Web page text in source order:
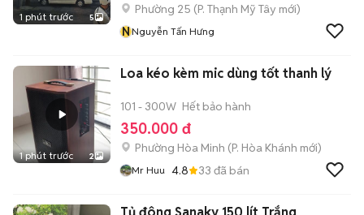
1 phút trước 5
Phường 25 (P. Thạnh Mỹ Tây mới)
NNguyễn Tấn Hưng
1 phút trước 2
Loa kéo kèm mic dùng tốt thanh lý
101 - 300W Hết bảo hành
350.000 đ
Phường Hòa Minh (P. Hòa Khánh mới)
Mr Huu 4.8 33 đã bán